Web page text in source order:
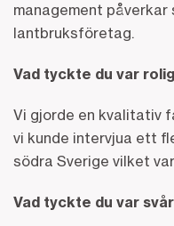
management
lantbruksföretag.
Vad tyckte du var
Vi gjorde en kvalitativ
vi kunde intervjua ett
södra Sverige vilket
Vad tyckte du var